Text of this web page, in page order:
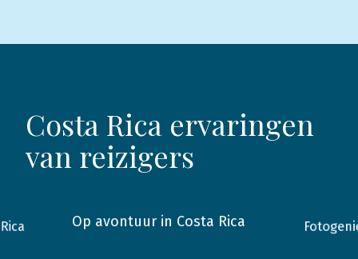
Costa Rica ervaringen
van reizigers
2024 Costa Rica
Op avontuur in Costa Rica
2023